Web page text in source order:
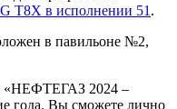
T8X в исполнении 51 .
в павильоне №2,
«НЕФТЕГАЗ 2024 –
года. Вы сможете лично